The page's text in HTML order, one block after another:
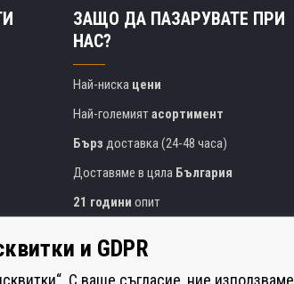
ЗАЩО ДА ПАЗАРУВАТЕ ПРИ
НАС?
Най-ниска цени
Най-големиятасортимент
Бърз доставка (24-48 часа)
Доставяме в цяла България
21 години опит
Полезен подход
и GDPR
С ваше съгласие, ние използваме